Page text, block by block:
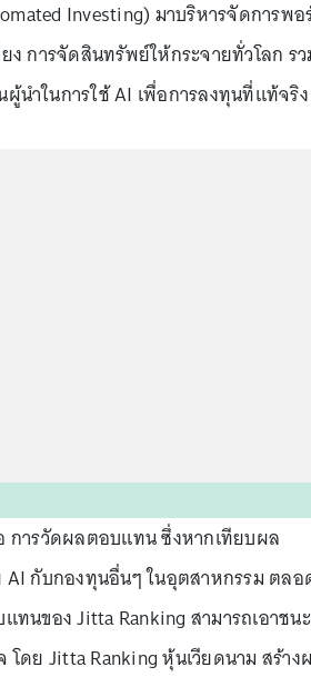
Investing) มาบริหารจัดการพ
การจัดสินทรัพย์ให้กระจายทั่วโลก ร
ำในการใช้ AI เพื่อการลงทุนที่แท้จริง
การวัดผลตอบแทน ซึ่งหากเทียบผล
กับกองทุนอื่นๆ ในอุตสาหกรรม ตล
ทนของ Jitta Ranking สามารถเอาชนะ
ดย Jitta Ranking หุ้นเวียดนาม สร้าง